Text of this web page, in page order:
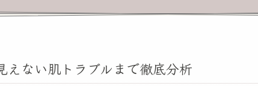
えない肌トラブルまで徹底分析